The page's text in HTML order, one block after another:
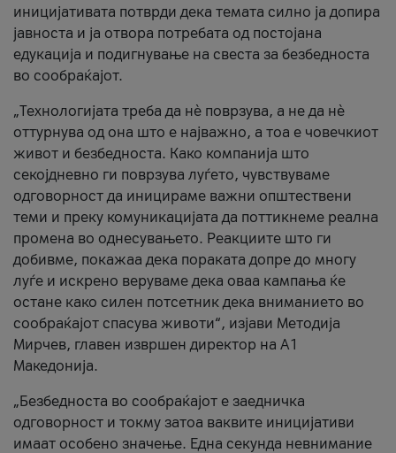
иницијативата потврди дека темата силно ја допира
јавноста и ја отвора потребата од постојана
едукација и подигнување на свеста за безбедноста
во сообраќајот.
„Технологијата треба да нè поврзува, а не да нè
оттурнува од она што е најважно, а тоа е човечкиот
живот и безбедноста. Како компанија што
секојдневно ги поврзува луѓето, чувствуваме
одговорност да иницираме важни општествени
теми и преку комуникацијата да поттикнеме реална
промена во однесувањето. Реакциите што ги
добивме, покажаа дека пораката допре до многу
луѓе и искрено веруваме дека оваа кампања ќе
остане како силен потсетник дека вниманието во
сообраќајот спасува животи“, изјави Методија
Мирчев, главен извршен директор на А1
Македонија.
„Безбедноста во сообраќајот е заедничка
одговорност и токму затоа ваквите иницијативи
имаат особено значење. Една секунда невнимание